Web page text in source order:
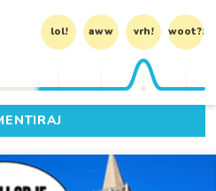
lol! aww vrh! woot?!